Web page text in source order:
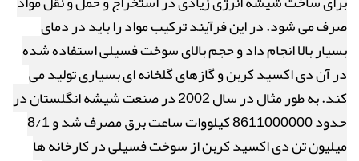
صرف می شود. در این فرآیند ترکیب مواد را باید در دمای
بسیار بالا انجام داد و حجم بالای سوخت فسیلی استفاده شده
در آن دی اکسید کربن و گازهای گلخانه ای بسیاری تولید می
کند. به طور مثال در سال 2002 در صنعت شیشه انگلستان در
حدود 8611000000 کیلووات ساعت برق مصرف شد و 8/1
میلیون تن دی اکسید کربن از سوخت فسیلی در کارخانه ها